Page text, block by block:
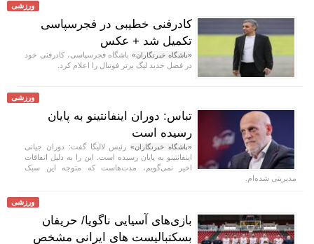
ورزشی
کادرفنی خطیبی در فجرسپاسی
تکمیل شد + عکس
«باشگاه خبرنگاران»باشگاه فجرسپاسی، کادرفنی خود
در فصل جدید لیگ برتر فوتبال را اعلام کرد.
ورزشی
تباس: دوران اینفانتینو به پایان
رسیده است
«باشگاه خبرنگاران»رئیس لالیگا گفت: دوران جیانی
اینفانتینو به پایان رسیده است. این را به دلیل اتفاقات
اخیر نمی‌گویم، مدت‌هاست که متوجه این سبک
مدیریتی شده‌ام.
ورزشی
بازی‌های آسیایی ناگویا/ حریفان
بسکتبالیست های ایرانی مشخص